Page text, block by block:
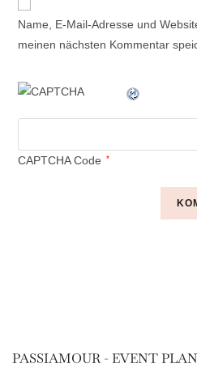
Name, E-Mail-Adresse und
meinen nächsten Kommentar
CAPTCHA Code *
PASSIAMOUR - EVENT